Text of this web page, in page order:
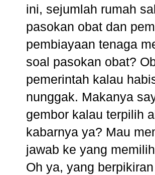
ini, sejumlah rumah
pasokan obat dan
pembiayaan tenaga
soal pasokan obat?
pemerintah kalau
nunggak. Makanya
gembor kalau terpilih
kabarnya ya? Mau
jawab ke yang
Oh ya, yang